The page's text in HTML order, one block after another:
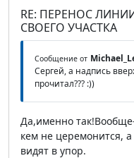
RE: ПЕРЕНОС
СВОЕГО УЧАСТКА
Сообщение от
Сергей, а надпись
прочитал??? :))
Да,именно
кем не церемонится,
видят в упор.